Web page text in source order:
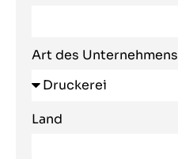
Art des Unternehmens
Land